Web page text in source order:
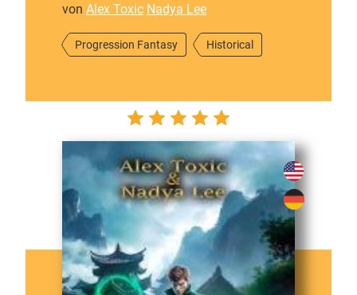
von Alex Toxic Nadya Lee
Progression Fantasy Historical